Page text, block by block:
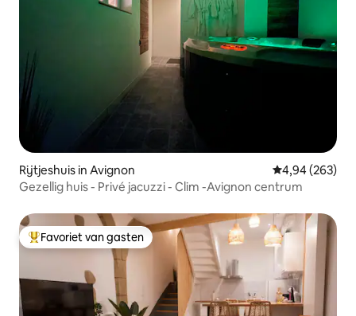
Rijtjeshuis in Avignon Gemiddelde
4,94 (263)
Gezellig huis - Privé jacuzzi - Clim -Avignon centrum
Topfavoriet van gasten
Favoriet van gasten